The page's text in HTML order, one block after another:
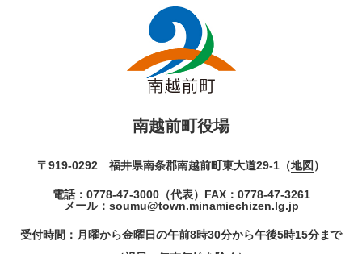
南越前町役場
〒919-0292 福井県南条郡南越前町東大道29-1（地図 ）
電話： 0778-47-3000（代表） FAX：0778-47-3261
メール： soumu@town.minamiechizen.lg.jp
受付時間：月曜から金曜日の午前8時30分から午後5時15分まで